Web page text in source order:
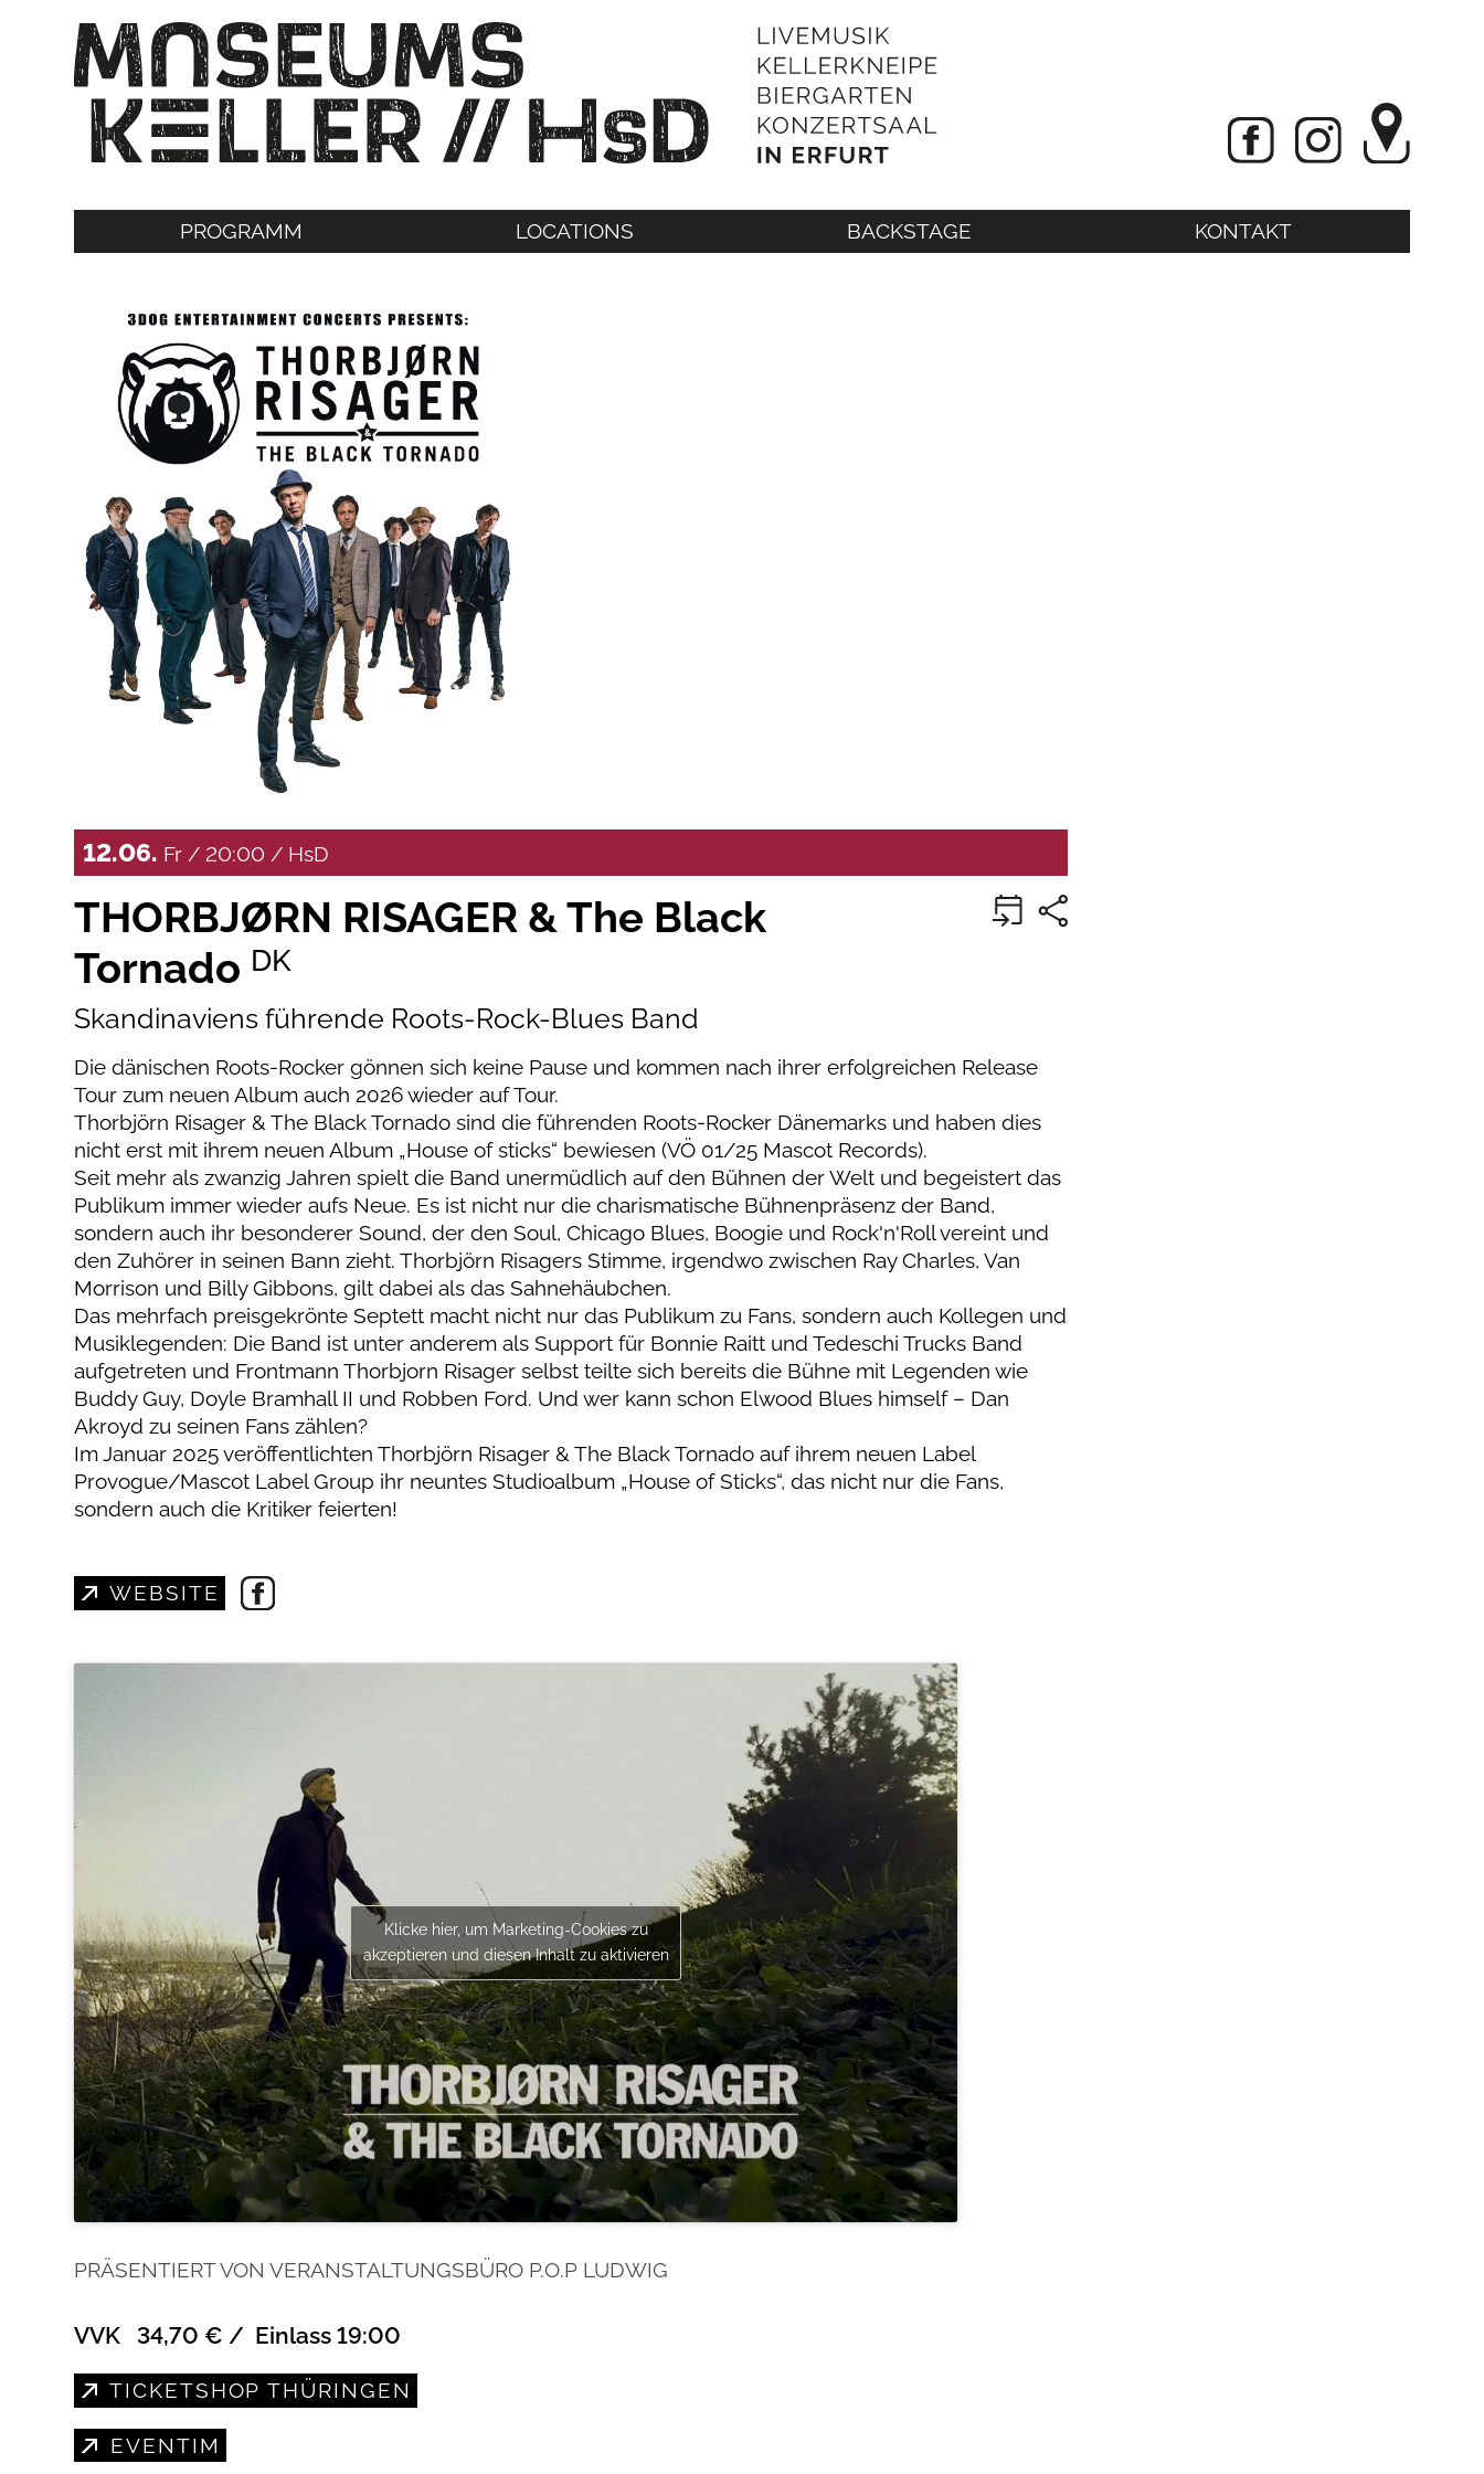
PROGRAMM LOCATIONS BACKSTAGE KONTAKT
12.06. Fr / 20:00 / HsD
THORBJØRN RISAGER & The Black
Tornado DK
Skandinaviens führende Roots-Rock-Blues Band
Die dänischen Roots-Rocker gönnen sich keine Pause und kommen nach ihrer erfolgreichen Release
Tour zum neuen Album auch 2026 wieder auf Tour.
Thorbjörn Risager & The Black Tornado sind die führenden Roots-Rocker Dänemarks und haben dies
nicht erst mit ihrem neuen Album „House of sticks“ bewiesen (VÖ 01/25 Mascot Records).
Seit mehr als zwanzig Jahren spielt die Band unermüdlich auf den Bühnen der Welt und begeistert das
Publikum immer wieder aufs Neue. Es ist nicht nur die charismatische Bühnenpräsenz der Band,
sondern auch ihr besonderer Sound, der den Soul, Chicago Blues, Boogie und Rock'n'Roll vereint und
den Zuhörer in seinen Bann zieht. Thorbjörn Risagers Stimme, irgendwo zwischen Ray Charles, Van
Morrison und Billy Gibbons, gilt dabei als das Sahnehäubchen.
Das mehrfach preisgekrönte Septett macht nicht nur das Publikum zu Fans, sondern auch Kollegen und
Musiklegenden: Die Band ist unter anderem als Support für Bonnie Raitt und Tedeschi Trucks Band
aufgetreten und Frontmann Thorbjorn Risager selbst teilte sich bereits die Bühne mit Legenden wie
Buddy Guy, Doyle Bramhall II und Robben Ford. Und wer kann schon Elwood Blues himself – Dan
Akroyd zu seinen Fans zählen?
Im Januar 2025 veröffentlichten Thorbjörn Risager & The Black Tornado auf ihrem neuen Label
Provogue/Mascot Label Group ihr neuntes Studioalbum „House of Sticks“, das nicht nur die Fans,
sondern auch die Kritiker feierten!
WEBSITE
Klicke hier, um Marketing-Cookies zu
akzeptieren und diesen Inhalt zu aktivieren
PRÄSENTIERT VON VERANSTALTUNGSBÜRO P.O.P LUDWIG
VVK 34,70 € / Einlass 19:00
TICKETSHOP THÜRINGEN
EVENTIM